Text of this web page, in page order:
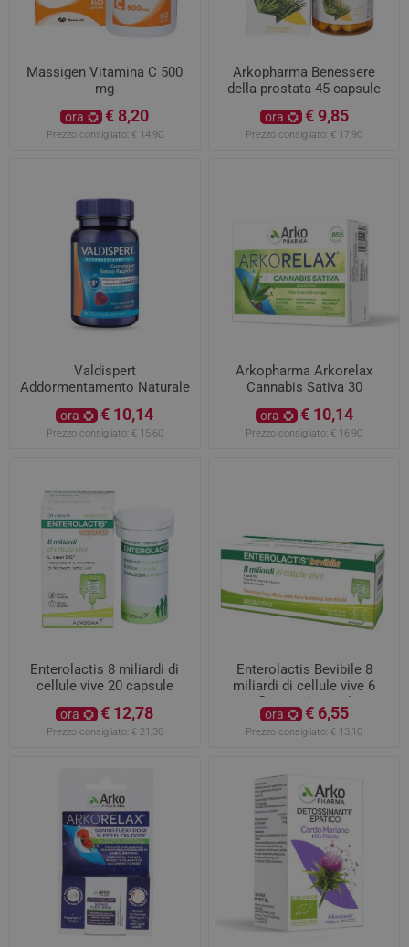
Massigen Vitamina C 500
mg
ora € 8,20
Prezzo consigliato: € 14,90
Arkopharma Benessere
della prostata 45 capsule
ora € 9,85
Prezzo consigliato: € 17,90
Valdispert
Addormentamento Naturale
ora € 10,14
Prezzo consigliato: € 15,60
Arkopharma Arkorelax
Cannabis Sativa 30
ora € 10,14
Prezzo consigliato: € 16,90
Enterolactis 8 miliardi di
cellule vive 20 capsule
ora € 12,78
Prezzo consigliato: € 21,30
Enterolactis Bevibile 8
miliardi di cellule vive 6
flaconi da 10ml
ora € 6,55
Prezzo consigliato: € 13,10